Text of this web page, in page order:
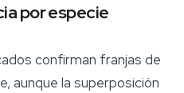
por especie
confirman franjas de
aunque la superposición